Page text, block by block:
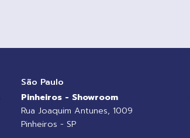
São Paulo
Pinheiros - Showroom
Rua Joaquim Antunes, 1009
Pinheiros - SP